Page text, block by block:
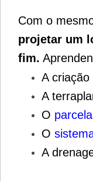
Com o
projetar um
fim.
A
A
O
O
A